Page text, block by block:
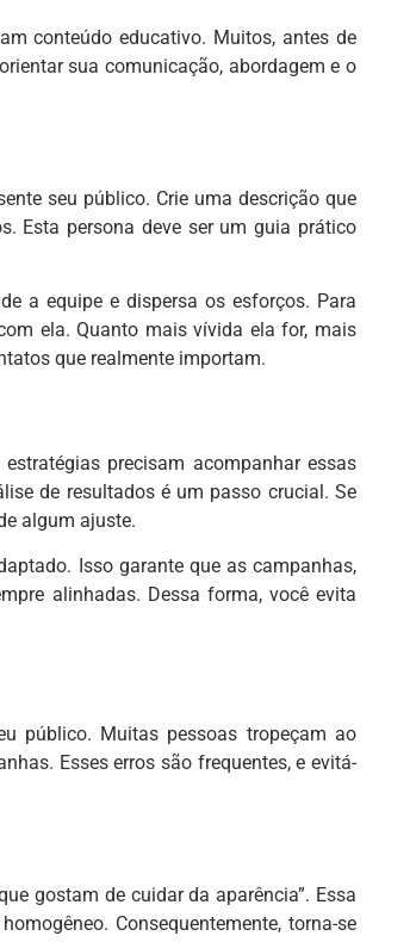
conteúdo educativo. Muitos, antes de
sua comunicação, abordagem e o
seu público. Crie uma descrição que
Esta persona deve ser um guia prático
a equipe e dispersa os esforços. Para
ela. Quanto mais vívida ela for, mais
que realmente importam.
precisam acompanhar essas
de resultados é um passo crucial. Se
algum ajuste.
Isso garante que as campanhas,
alinhadas. Dessa forma, você evita
público. Muitas pessoas tropeçam ao
Esses erros são frequentes, e evitá-
gostam de cuidar da aparência”. Essa
Consequentemente, torna-se